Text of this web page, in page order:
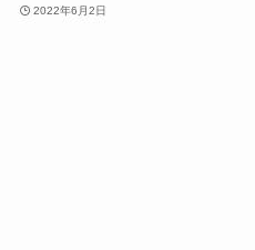
2022年6月2日